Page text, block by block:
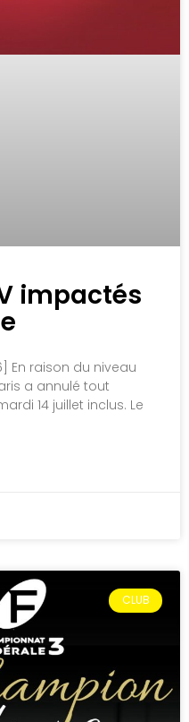
impactés
En raison du niveau
a annulé tout
14 juillet inclus. Le
CLUB